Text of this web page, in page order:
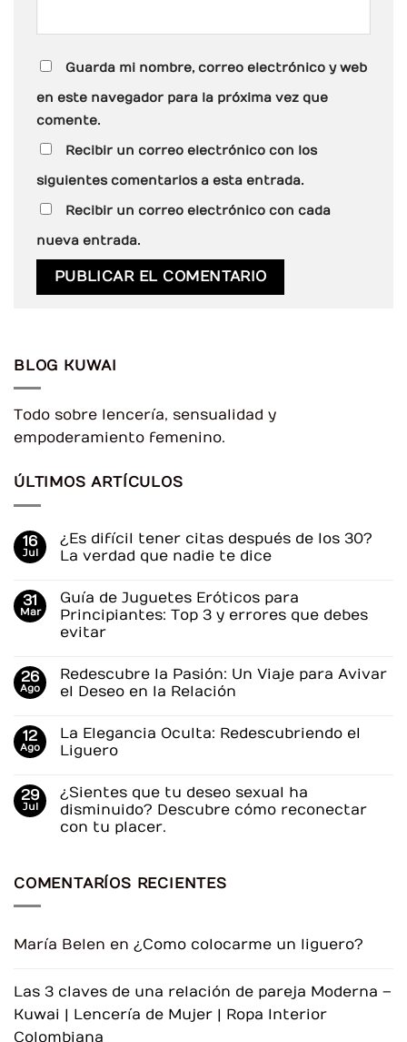
Guarda mi nombre, correo electrónico y web
en este navegador para la próxima vez que
comente.
Recibir un correo electrónico con los
siguientes comentarios a esta entrada.
Recibir un correo electrónico con cada
nueva entrada.
BLOG KUWAI
Todo sobre lencería, sensualidad y
empoderamiento femenino.
ÚLTIMOS ARTÍCULOS
16
Jul
¿Es difícil tener citas después de los 30?
La verdad que nadie te dice
comentarios
en
¿Es
difícil
después
de
los
verdad
que
nadie
31
Mar
Guía de Juguetes Eróticos para
Principiantes: Top 3 y errores que debes
evitar
comentarios
en
Guía
Eróticos
para
Principiantes:
y
errores
que
debes
26
Ago
Redescubre la Pasión: Un Viaje para Avivar
el Deseo en la Relación
comentarios
en
Redescubre
Un
Viaje
para
Avivar
la
Relación
12
Ago
La Elegancia Oculta: Redescubriendo el
Liguero
comentarios
en
La
Elegancia
Liguero
29
Jul
¿Sientes que tu deseo sexual ha
disminuido? Descubre cómo reconectar
con tu placer.
en
sexual
ha
cómo
reconectar
con
tu
placer.
COMENTARÍOS RECIENTES
María Belen en ¿Como colocarme un liguero?
Las 3 claves de una relación de pareja Moderna –
Kuwai | Lencería de Mujer | Ropa Interior
Colombiana